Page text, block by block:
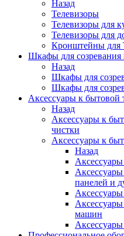
Назад
Телевизоры
Телевизоры для
Телевизоры для
Кронштейны для
Шкафы для созревания
Назад
Шкафы для
Шкафы для
Аксессуары к бытовой
Назад
Аксессуары к
чистки
Аксессуары к
Назад
панелей и
машин